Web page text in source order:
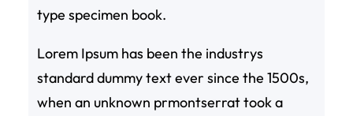
type specimen book.
Lorem Ipsum has been the industrys
standard dummy text ever since the 1500s,
when an unknown prmontserrat took a